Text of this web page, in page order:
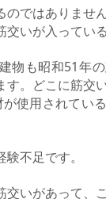
のではありませ
いが入ってい
物も昭和51年
。どこに筋交
使用されてい
不足です。
交いがあって、